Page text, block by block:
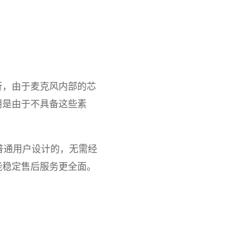
由于麦克风内部的芯
由于不具备这些素
用户设计的，无需经
定售后服务更全面。